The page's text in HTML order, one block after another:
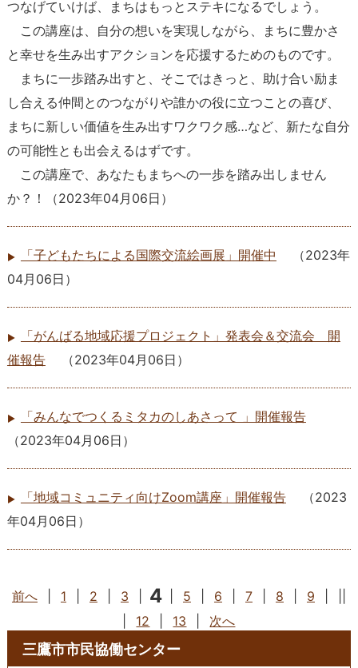
つなげていけば、まちはもっとステキになるでしょう。
この講座は、自分の想いを実現しながら、まちに豊かさ
と幸せを生み出すアクションを応援するためのものです。
まちに一歩踏み出すと、そこではきっと、助け合い励ま
し合える仲間とのつながりや誰かの役に立つことの喜び、
まちに新しい価値を生み出すワクワク感…など、新たな自分
の可能性とも出会えるはずです。
この講座で、あなたもまちへの一歩を踏み出しません
か？！
（2023年04月06日 ）
「子どもたちによる国際交流絵画展」開催中 （2023年
04月06日 ）
「がんばる地域応援プロジェクト」発表会＆交流会 開
催報告
（2023年04月06日 ）
「みんなでつくるミタカのしあさって 」開催報告
（2023年04月06日 ）
「地域コミュニティ向けZoom講座」開催報告 （2023
年04月06日 ）
前へ 1 2 3 4 5 6 7 8 9
12 13 次へ
三鷹市市民協働センター